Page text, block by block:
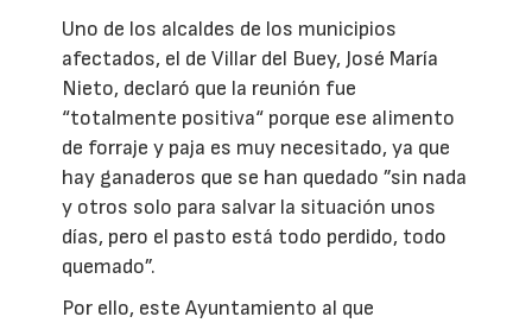
Uno de los alcaldes de los municipios
afectados, el de Villar del Buey, José María
Nieto, declaró que la reunión fue
“totalmente positiva“ porque ese alimento
de forraje y paja es muy necesitado, ya que
hay ganaderos que se han quedado ”sin nada
y otros solo para salvar la situación unos
días, pero el pasto está todo perdido, todo
quemado”.
Por ello, este Ayuntamiento al que